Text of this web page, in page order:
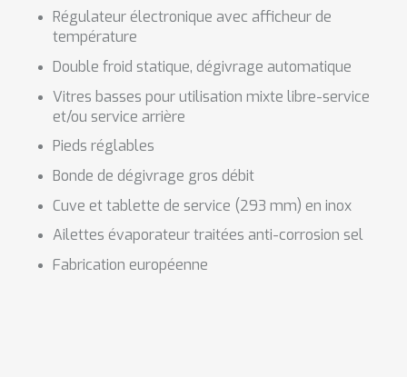
Régulateur électronique avec afficheur de
température
Double froid statique, dégivrage automatique
Vitres basses pour utilisation mixte libre-service
et/ou service arrière
Pieds réglables
Bonde de dégivrage gros débit
Cuve et tablette de service (293 mm) en inox
Ailettes évaporateur traitées anti-corrosion sel
Fabrication européenne